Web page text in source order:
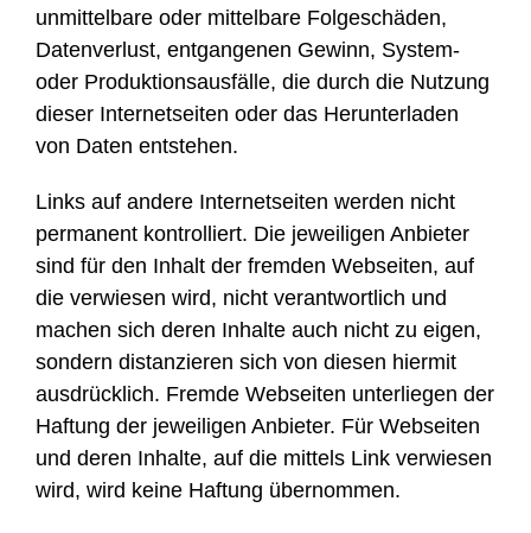
unmittelbare oder mittelbare Folgeschäden,
Datenverlust, entgangenen Gewinn, System-
oder Produktionsausfälle, die durch die Nutzung
dieser Internetseiten oder das Herunterladen
von Daten entstehen.
Links auf andere Internetseiten werden nicht
permanent kontrolliert. Die jeweiligen Anbieter
sind für den Inhalt der fremden Webseiten, auf
die verwiesen wird, nicht verantwortlich und
machen sich deren Inhalte auch nicht zu eigen,
sondern distanzieren sich von diesen hiermit
ausdrücklich. Fremde Webseiten unterliegen der
Haftung der jeweiligen Anbieter. Für Webseiten
und deren Inhalte, auf die mittels Link verwiesen
wird, wird keine Haftung übernommen.